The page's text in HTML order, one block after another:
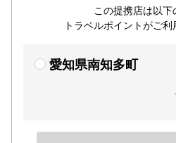
この提携店は以下
トラベルポイントがご利
愛知県南知多町